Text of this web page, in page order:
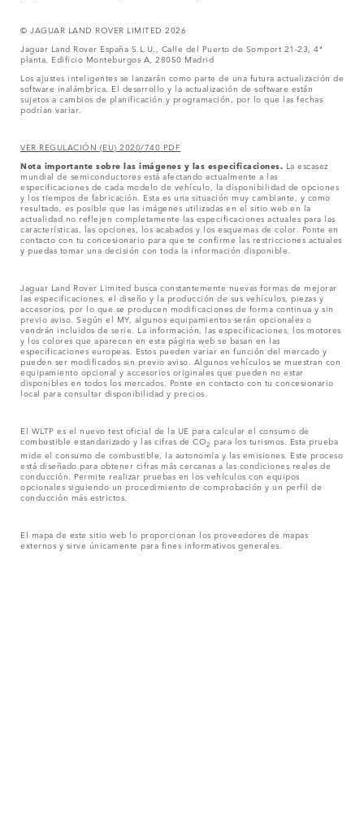
© JAGUAR LAND ROVER LIMITED 2026
Jaguar Land Rover España S.L.U., Calle del Puerto de Somport 21-23, 4ª
planta, Edificio Monteburgos A, 28050 Madrid
Los ajustes inteligentes se lanzarán como parte de una futura actualización de
software inalámbrica. El desarrollo y la actualización de software están
sujetos a cambios de planificación y programación, por lo que las fechas
podrían variar.
VER REGULACIÓN (EU) 2020/740 PDF
Nota importante sobre las imágenes y las especificaciones. La escasez
mundial de semiconductores está afectando actualmente a las
especificaciones de cada modelo de vehículo, la disponibilidad de opciones
y los tiempos de fabricación. Esta es una situación muy cambiante, y como
resultado, es posible que las imágenes utilizadas en el sitio web en la
actualidad no reflejen completamente las especificaciones actuales para las
características, las opciones, los acabados y los esquemas de color. Ponte en
contacto con tu concesionario para que te confirme las restricciones actuales
y puedas tomar una decisión con toda la información disponible.
Jaguar Land Rover Limited busca constantemente nuevas formas de mejorar
las especificaciones, el diseño y la producción de sus vehículos, piezas y
accesorios, por lo que se producen modificaciones de forma continua y sin
previo aviso. Según el MY, algunos equipamientos serán opcionales o
vendrán incluidos de serie. La información, las especificaciones, los motores
y los colores que aparecen en esta página web se basan en las
especificaciones europeas. Estos pueden variar en función del mercado y
pueden ser modificados sin previo aviso. Algunos vehículos se muestran con
equipamiento opcional y accesorios originales que pueden no estar
disponibles en todos los mercados. Ponte en contacto con tu concesionario
local para consultar disponibilidad y precios.
El WLTP es el nuevo test oficial de la UE para calcular el consumo de
combustible estandarizado y las cifras de CO2 para los turismos. Esta prueba
mide el consumo de combustible, la autonomía y las emisiones. Este proceso
está diseñado para obtener cifras más cercanas a las condiciones reales de
conducción. Permite realizar pruebas en los vehículos con equipos
opcionales siguiendo un procedimiento de comprobación y un perfil de
conducción más estrictos.
El mapa de este sitio web lo proporcionan los proveedores de mapas
externos y sirve únicamente para fines informativos generales.